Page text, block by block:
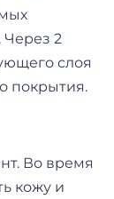
2
слоя
покрытия.
Во время
кожу и